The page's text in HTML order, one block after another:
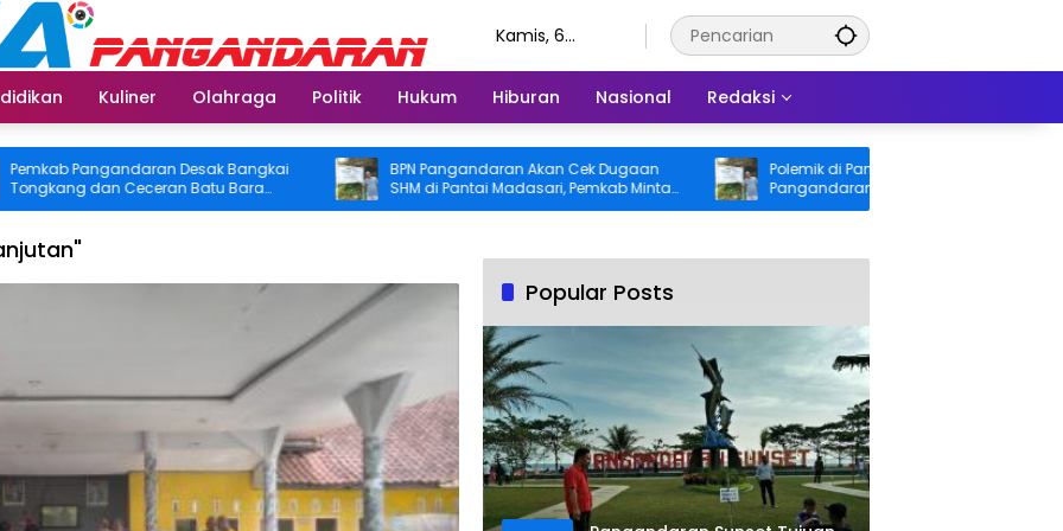
Kamis, 6
Kuliner Olahraga Politik Hukum Hiburan Nasional Redaksi
Pangandaran Desak Bangkai
dan Ceceran Batu Bara
Diangkat, Soroti Buruknya
BPN Pangandaran Akan Cek Dugaan
SHM di Pantai Madasari, Pemkab Minta
Usut Asal-usul Sertifikat
Polemik di Pantai Madasari, Bupati
Pangandaran Selidiki Dugaan SHM di
Kawasan Sempadan Pantai
Popular Posts